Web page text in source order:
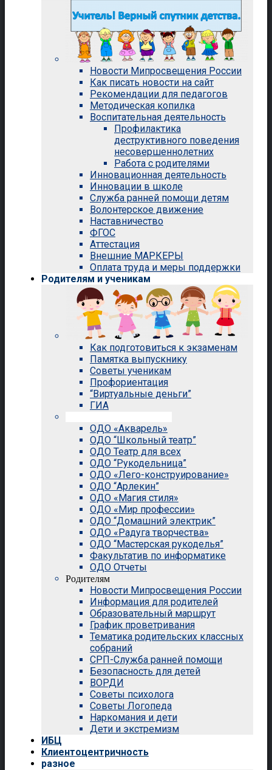
Новости Мипросвещения России
Как писать новости на сайт
Рекомендации для педагогов
Методическая копилка
Воспитательная деятельность
Профилактика
деструктивного поведения
несовершеннолетних
Работа с родителями
Инновационная деятельность
Инновации в школе
Служба ранней помощи детям
Волонтерское движение
Наставничество
ФГОС
Аттестация
Внешние МАРКЕРЫ
Оплата труда и меры поддержки
Родителям и ученикам
Как подготовиться к экзаменам
Памятка выпускнику
Советы ученикам
Профориентация
“Виртуальные деньги”
ГИА
ОДО «Акварель»
ОДО “Школьный театр”
ОДО Театр для всех
ОДО “Рукодельница”
ОДО «Лего-конструирование»
ОДО “Арлекин”
ОДО «Магия стиля»
ОДО «Мир профессии»
ОДО “Домашний электрик”
ОДО «Радуга творчества»
ОДО “Мастерская рукоделья”
Факультатив по информатике
ОДО Отчеты
Родителям
Новости Мипросвещения России
Информация для родителей
Образовательный маршрут
График проветривания
Тематика родительских классных
собраний
СРП-Служба ранней помощи
Безопасность для детей
ВОРДИ
Советы психолога
Советы Логопеда
Наркомания и дети
Дети и экстремизм
ИБЦ
Клиентоцентричность
разное